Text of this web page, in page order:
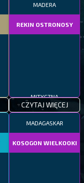
MADERA
REKIN OSTRONOSY
MITYCZNA
CZYTAJ WIĘCEJ
MADAGASKAR
KOSOGON WIELKOOKI